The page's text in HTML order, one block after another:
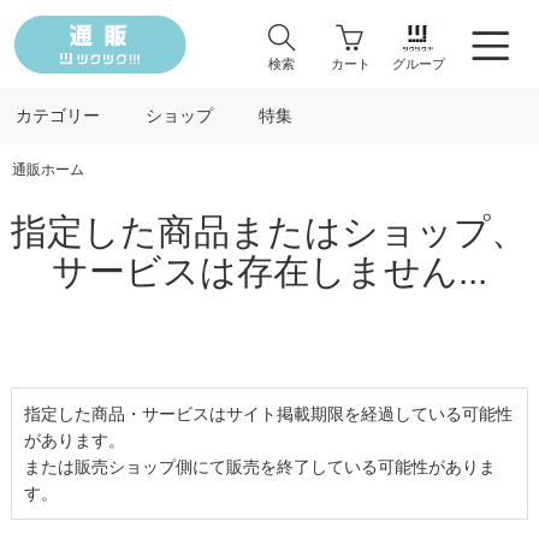
検索 カート グループ
カテゴリー ショップ 特集
通販ホーム
指定した商品またはショップ、
サービスは存在しません...
指定した商品・サービスはサイト掲載期限を経過している可能性
があります。
または販売ショップ側にて販売を終了している可能性がありま
す。